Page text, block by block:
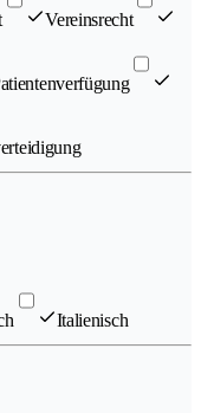
Vereinsrecht
Italienisch